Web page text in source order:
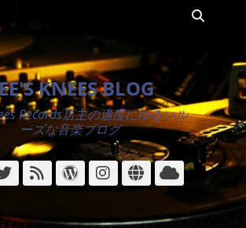
索
KNEES BLOG
Records店主の適度にゆるいル
ーズな音楽ブログ
Twitter
ィ
ド
WordPress
Instagram
サ
イ
ク
ラ
ウ
ド